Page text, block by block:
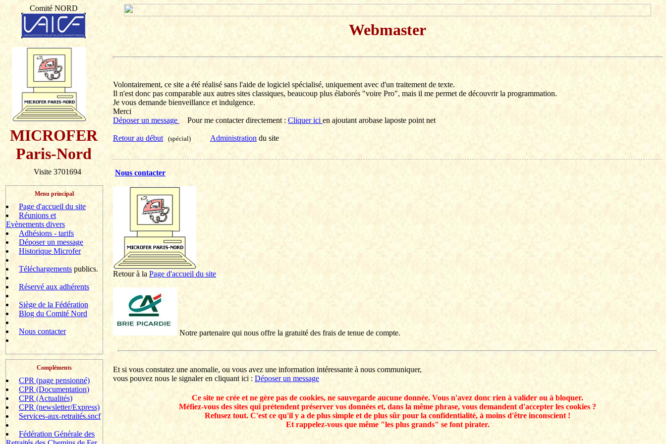
Comité NORD
MICROFER
Paris-Nord
Visite 3701694
Menu principal
Page d'accueil du site
Réunions et
Evènements divers
Adhésions - tarifs
Déposer un message
Historique Microfer
Téléchargements publics.
Réservé aux adhérents
Siège de la Fédération
Blog du Comité Nord
Nous contacter
Compléments
CPR (page pensionné)
CPR (Documentation)
CPR (Actualités)
CPR (newsletter/Express)
Services-aux-retraités.sncf
Fédération Générale des
Webmaster
Volontairement, ce site a été réalisé sans l'aide de logiciel spécialisé, uniquement avec d'un traitement de texte.
Il n'est donc pas comparable aux autres sites classiques, beaucoup plus élaborés "voire Pro", mais il me permet de découvrir la programmation.
Je vous demande bienveillance et indulgence.
Merci
Déposer un message
Pour me contacter directement : Cliquer ici en ajoutant arobase laposte point net
Retour au début (spécial) Administration du site
Nous contacter
Retour à la Page d'accueil du site
Notre partenaire qui nous offre la gratuité des frais de tenue de compte.
Et si vous constatez une anomalie, ou vous avez une information intéressante à nous communiquer,
vous pouvez nous le signaler en cliquant ici : Déposer un message
Ce site ne crée et ne gère pas de cookies, ne sauvegarde aucune donnée. Vous n'avez donc rien à valider ou à bloquer.
Méfiez-vous des sites qui prétendent préserver vos données et, dans la même phrase, vous demandent d'accepter les cookies ?
Refusez tout. C'est ce qu'il y a de plus simple et de plus sûr pour la confidentialité, à moins d'être inconscient !
Et rappelez-vous que même "les plus grands" se font pirater.